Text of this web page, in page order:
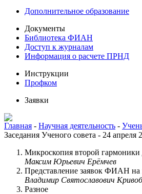
Дополнительное образование
Документы
Библиотека ФИАН
Доступ к журналам
Информация о расчете ПРНД
Инструкции
Профком
Заявки
Главная - Научная деятельность -
Заседания Ученого совета - 24 апреля
Микроскопия второй гармоники
Максим Юрьевич Ерёмчев
Представление заявок ФИАН
Владимир Святославович
Разное